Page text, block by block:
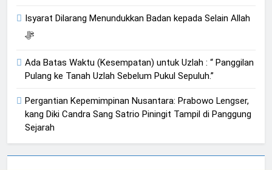
Isyarat Dilarang Menundukkan Badan kepada Selain Allah
ﷻ
Ada Batas Waktu (Kesempatan) untuk Uzlah : “ Panggilan
Pulang ke Tanah Uzlah Sebelum Pukul Sepuluh.”
Pergantian Kepemimpinan Nusantara: Prabowo Lengser,
kang Diki Candra Sang Satrio Piningit Tampil di Panggung
Sejarah